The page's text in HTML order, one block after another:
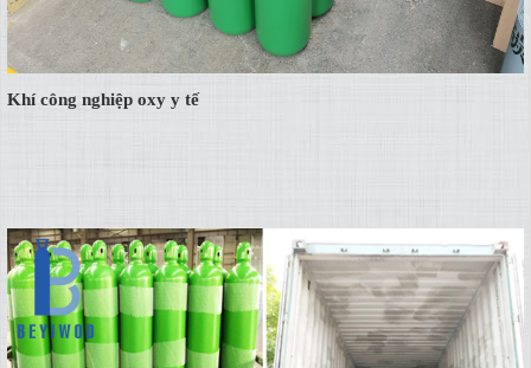
Khí công nghiệp oxy y tế